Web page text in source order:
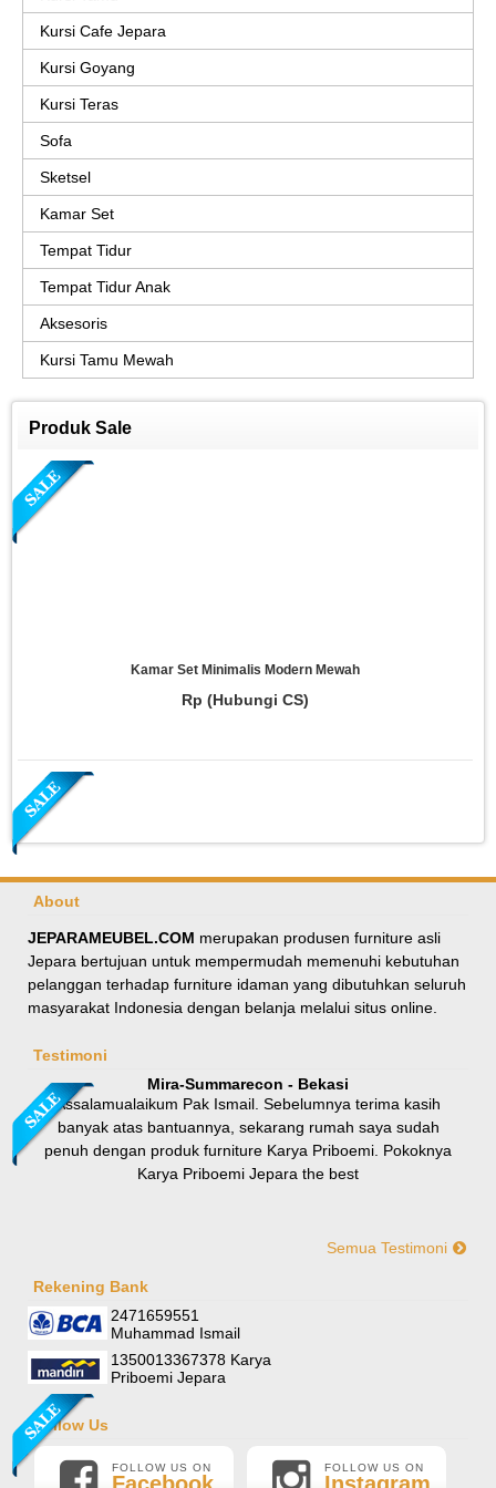
Kursi Cafe Jepara
Kursi Goyang
Kursi Teras
Sofa
Sketsel
Kamar Set
Tempat Tidur
Tempat Tidur Anak
Aksesoris
Kursi Tamu Mewah
Produk Sale
Kamar Set Minimalis Modern Mewah
Rp (Hubungi CS)
Meja Makan Oval Minimalis Kursi Silang
Rp 8.100.0009.000.000
Rp (Hubungi CS)
About
JEPARAMEUBEL.COM merupakan produsen furniture asli
Jepara bertujuan untuk mempermudah memenuhi kebutuhan
pelanggan terhadap furniture idaman yang dibutuhkan seluruh
masyarakat Indonesia dengan belanja melalui situs online.
Testimoni
Mira-Summarecon - Bekasi
Assalamualaikum Pak Ismail. Sebelumnya terima kasih
banyak atas bantuannya, sekarang rumah saya sudah
penuh dengan produk furniture Karya Priboemi. Pokoknya
Karya Priboemi Jepara the best
Hallo mas ismail, terima kasih banyak ya. Barang furniture
kasih banyak mas mail.
Semua Testimoni
Rekening Bank
2471659551
Muhammad Ismail
1350013367378 Karya
Priboemi Jepara
Follow Us
FOLLOW US ON FOLLOW US ON